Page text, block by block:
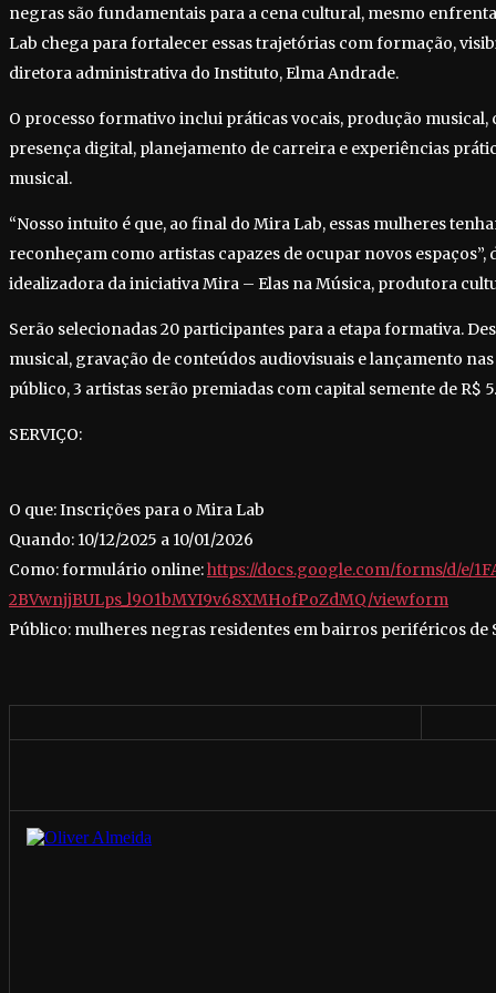
negras são fundamentais para a cena cultural, mesmo
Lab chega para fortalecer essas trajetórias com formação,
diretora administrativa do Instituto, Elma Andrade.
O processo formativo inclui práticas vocais, produção
presença digital, planejamento de carreira e experiências
musical.
“Nosso intuito é que, ao final do Mira Lab, essas mulheres
reconheçam como artistas capazes de ocupar novos espaços”,
idealizadora da iniciativa Mira – Elas na Música, produtora
Serão selecionadas 20 participantes para a etapa formativa.
musical, gravação de conteúdos audiovisuais e lançamento
público, 3 artistas serão premiadas com capital semente de R$
SERVIÇO:
O que: Inscrições para o Mira Lab
Quando: 10/12/2025 a 10/01/2026
Como: formulário online:https://docs.google.com/forms/d/e/
2BVwnjjBULps_l9O1bMYI9v68XMHofPoZdMQ/viewform
Público: mulheres negras residentes em bairros periféricos de